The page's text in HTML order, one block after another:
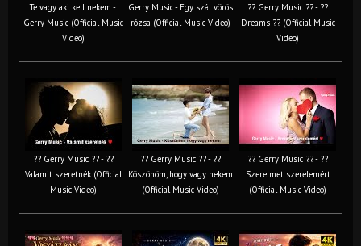
Te vagy aki kell nekem -
Gerry Music (Official Music
Video)
Gerry Music - Egy szál vörös
rózsa (Official Music Video)
?? Gerry Music ?? - ??
Dreams ?? (Official Music
Video)
?? Gerry Music ?? - ??
Valamit szeretnék (Official
Music Video)
?? Gerry Music ?? - ??
Köszönöm, hogy vagy nekem
(Official Music Video)
?? Gerry Music ?? - ??
Szerelmet szerelemért
(Official Music Video)